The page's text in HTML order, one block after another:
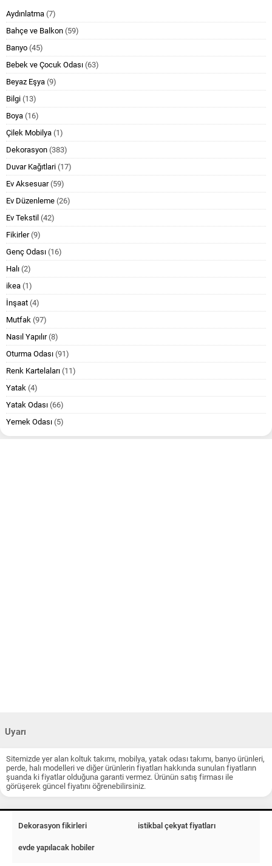
Aydınlatma (7)
Bahçe ve Balkon (59)
Banyo (45)
Bebek ve Çocuk Odası (63)
Beyaz Eşya (9)
Bilgi (13)
Boya (16)
Çilek Mobilya (1)
Dekorasyon (383)
Duvar Kağıtlari (17)
Ev Aksesuar(59)
Ev Düzenleme (26)
Ev Tekstil (42)
Fikirler(9)
Genç Odası (16)
Halı (2)
ikea (1)
İnşaat (4)
Mutfak (97)
Nasıl Yapılır(8)
Oturma Odası (91)
Renk Kartelaları (11)
Yatak (4)
Yatak Odası (66)
Yemek Odası (5)
Uyarı
Sitemizde yer alan koltuk takımı, mobilya, yatak odası takımı, banyo ürünleri,
perde, halı modelleri ve diğer ürünlerin fiyatları hakkında sunulan fiyatların
şuanda ki fiyatlar olduğuna garanti vermez. Ürünün satış firması ile
görüşerek güncel fiyatını öğrenebilirsiniz.
Dekorasyon fikirleri istikbal çekyat fiyatları
evde yapılacak hobiler